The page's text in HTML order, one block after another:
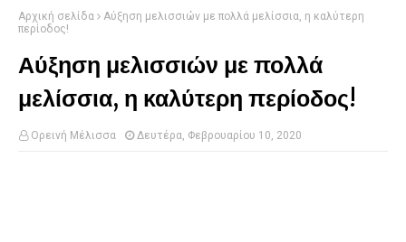
Αρχική σελίδα
Αύξηση μελισσιών με πολλά μελίσσια, η καλύτερη
περίοδος!
Αύξηση μελισσιών με πολλά
μελίσσια, η καλύτερη περίοδος!
Ορεινή Μέλισσα Δευτέρα, Φεβρουαρίου 10, 2020